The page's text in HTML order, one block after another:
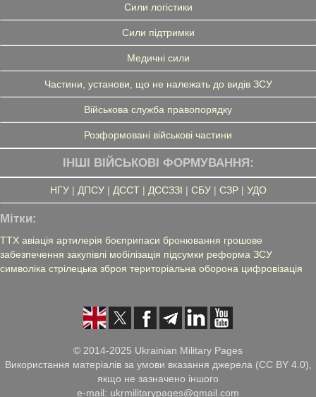
Сили логістики
Сили підтримки
Медичні сили
Частини, установи, що не належать до видів ЗСУ
Військова служба правопорядку
Розформовані військові частини
ІНШІ ВІЙСЬКОВІ ФОРМУВАННЯ:
НГУ| ДПСУ| ДССТ| ДССЗЗІ | СБУ| СЗР| УДО
Мітки:
ТТХ авіація артилерія боєприпаси бронювання грошове
забезпечення закупівлі мобілізація підсумки реформа ЗСУ
символіка стрілецька зброя територіальна оборона цифровізація
© 2014-2025 Ukrainian Military Pages
Використання матеріалів за умови вказання джерела (CC BY 4.0),
якщо не зазначено іншого
e-mail: ukrmilitarypages@gmail.com